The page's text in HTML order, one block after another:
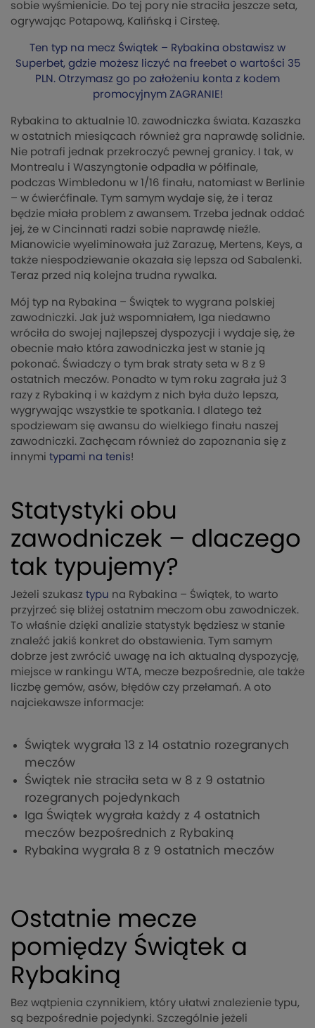
sobie wyśmienicie. Do tej pory nie straciła jeszcze seta,
ogrywając Potapową, Kalińską i Cirsteę.
Ten typ na mecz Świątek – Rybakina obstawisz w
Superbet, gdzie możesz liczyć na freebet o wartości 35
PLN. Otrzymasz go po założeniu konta z kodem
promocyjnym ZAGRANIE!
Rybakina to aktualnie 10. zawodniczka świata. Kazaszka
w ostatnich miesiącach również gra naprawdę solidnie.
Nie potrafi jednak przekroczyć pewnej granicy. I tak, w
Montrealu i Waszyngtonie odpadła w półfinale,
podczas Wimbledonu w 1/16 finału, natomiast w Berlinie
– w ćwierćfinale. Tym samym wydaje się, że i teraz
będzie miała problem z awansem. Trzeba jednak oddać
jej, że w Cincinnati radzi sobie naprawdę nieźle.
Mianowicie wyeliminowała już Zarazuę, Mertens, Keys, a
także niespodziewanie okazała się lepsza od Sabalenki.
Teraz przed nią kolejna trudna rywalka.
Mój typ na Rybakina – Świątek to wygrana polskiej
zawodniczki. Jak już wspomniałem, Iga niedawno
wróciła do swojej najlepszej dyspozycji i wydaje się, że
obecnie mało która zawodniczka jest w stanie ją
pokonać. Świadczy o tym brak straty seta w 8 z 9
ostatnich meczów. Ponadto w tym roku zagrała już 3
razy z Rybakiną i w każdym z nich była dużo lepsza,
wygrywając wszystkie te spotkania. I dlatego też
spodziewam się awansu do wielkiego finału naszej
zawodniczki. Zachęcam również do zapoznania się z
innymi typami na tenis!
Statystyki obu
zawodniczek – dlaczego
tak typujemy?
Jeżeli szukasz typu na Rybakina – Świątek, to warto
przyjrzeć się bliżej ostatnim meczom obu zawodniczek.
To właśnie dzięki analizie statystyk będziesz w stanie
znaleźć jakiś konkret do obstawienia. Tym samym
dobrze jest zwrócić uwagę na ich aktualną dyspozycję,
miejsce w rankingu WTA, mecze bezpośrednie, ale także
liczbę gemów, asów, błędów czy przełamań. A oto
najciekawsze informacje:
Świątek wygrała 13 z 14 ostatnio rozegranych
meczów
Świątek nie straciła seta w 8 z 9 ostatnio
rozegranych pojedynkach
Iga Świątek wygrała każdy z 4 ostatnich
meczów bezpośrednich z Rybakiną
Rybakina wygrała 8 z 9 ostatnich meczów
Ostatnie mecze
pomiędzy Świątek a
Rybakiną
Bez wątpienia czynnikiem, który ułatwi znalezienie typu,
są bezpośrednie pojedynki. Szczególnie jeżeli